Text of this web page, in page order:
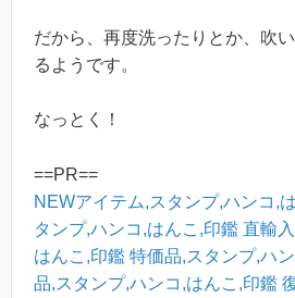
だから、再度洗ったりとか、吹
るようです。
なっとく！
==PR==
NEWアイテム,スタンプ,ハンコ,
タンプ,ハンコ,はんこ,印鑑 直輸
はんこ,印鑑 特価品,スタンプ,ハ
品,スタンプ,ハンコ,はんこ,印鑑